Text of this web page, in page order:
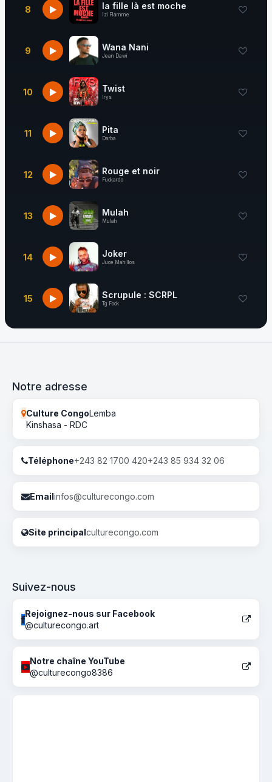
8 la fille là est moche
Izi Flamme
9 Wana Nani
Jean Dawi
10 Twist
Irys
11 Pita
Darba
12 Rouge et noir
Fuckardo
13 Mulah
Mulah
14 Joker
Juce Mahillos
15 Scrupule : SCRPL
Tg Fock
Notre adresse
Culture CongoLemba
Kinshasa - RDC
Téléphone+243 82 1700 420+243 85 934 32 06
Emailinfos@culturecongo.com
Site principalculturecongo.com
Suivez-nous
Rejoignez-nous sur Facebook
@culturecongo.art
Notre chaîne YouTube
@culturecongo8386